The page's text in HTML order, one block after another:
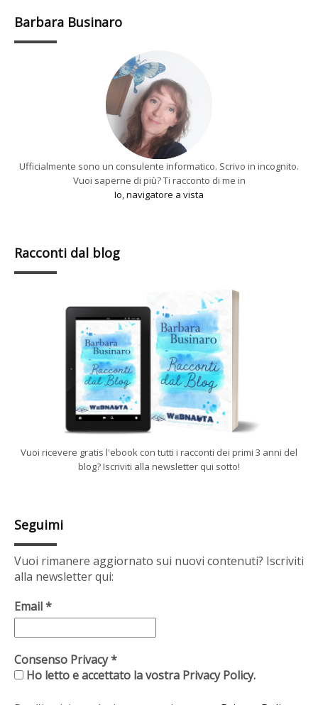
Barbara Businaro
Ufficialmente sono un consulente informatico. Scrivo in incognito.
Vuoi saperne di più? Ti racconto di me in
Io, navigatore a vista
Racconti dal blog
Vuoi ricevere gratis l'ebook con tutti i racconti dei primi 3 anni del
blog? Iscriviti alla newsletter qui sotto!
Seguimi
Vuoi rimanere aggiornato sui nuovi contenuti? Iscriviti
alla newsletter qui:
Email*
Consenso Privacy*
Ho letto e accettato la vostra Privacy Policy.